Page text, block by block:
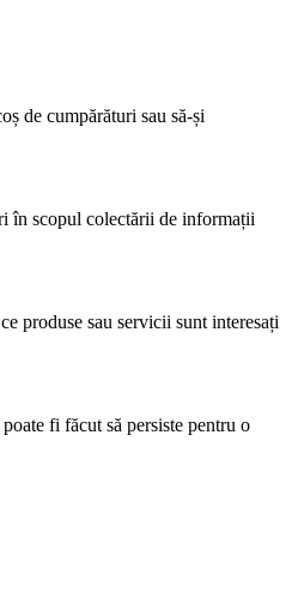
de cumpărături sau să-și
în scopul colectării de informații
produse sau servicii sunt interesați
fi făcut să persiste pentru o